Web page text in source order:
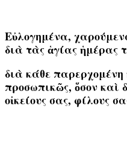
Εὐλογημένα,
διὰ τὰς ἁγίας ἡμέρας
διὰ κάθε παρερχομένη
προσωπικῶς, ὅσον καὶ
οἰκείους σας, φίλους